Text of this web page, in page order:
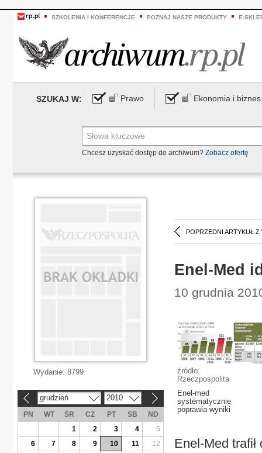
SZKOLENIA I KONFERENCJE POZNAJ NASZE PRODUKTY E-
SZUKAJ W: Prawo Ekonomia i biznes
Chcesz uzyskać dostęp do archiwum? Zobacz ofertę
POPRZEDNI ARTYKUŁ Z
Enel-Med
10 grudnia
źródło:
Rzeczpospolita
Enel-med
systematycznie
poprawia wyniki
Enel-Med
Wydanie: 8799
grudzień 2010
PN WT ŚR CZ PT SB
ND
1
2 3 4
5
6
7 8 9 10 11
12